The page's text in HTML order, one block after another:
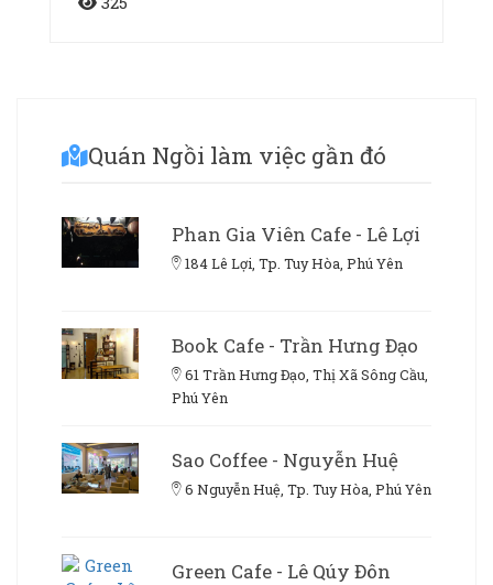
Quán Ngồi làm việc gần đó
Phan Gia Viên Cafe - Lê Lợi
184 Lê Lợi, Tp. Tuy Hòa, Phú Yên
Book Cafe - Trần Hưng Đạo
61 Trần Hưng Đạo, Thị Xã Sông Cầu,
Phú Yên
Sao Coffee - Nguyễn Huệ
6 Nguyễn Huệ, Tp. Tuy Hòa, Phú Yên
Green Cafe - Lê Qúy Đôn